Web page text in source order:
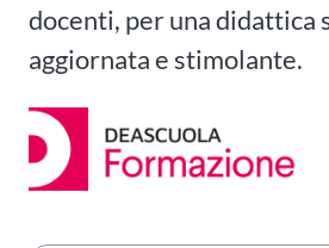
docenti, per una didattica
aggiornata e stimolante.